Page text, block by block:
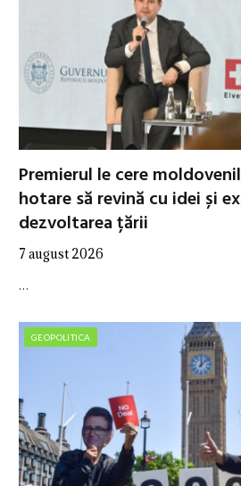
Premierul le cere
hotare să revină cu idei și
dezvoltarea țării
7 august 2026
…
GEOPOLITICA